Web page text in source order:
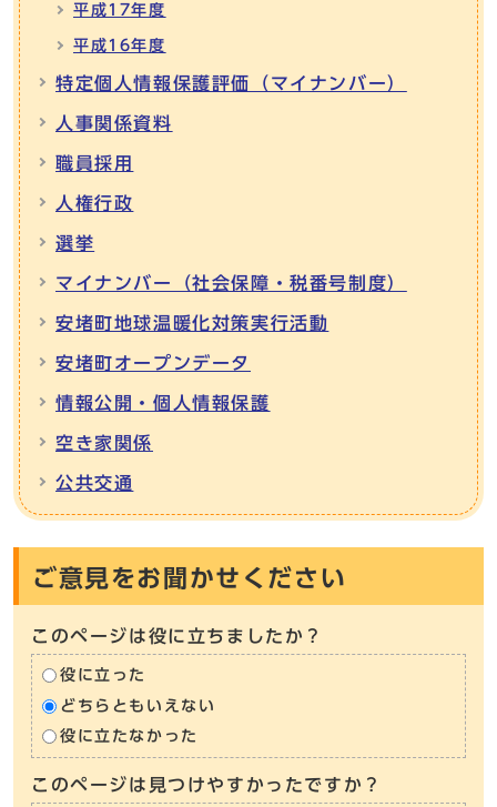
平成17年度
平成16年度
特定個人情報保護評価（マイナンバー）
人事関係資料
職員採用
人権行政
選挙
マイナンバー（社会保障・税番号制度）
安堵町地球温暖化対策実行活動
安堵町オープンデータ
情報公開・個人情報保護
空き家関係
公共交通
ご意見をお聞かせください
このページは役に立ちましたか？
役に立った
どちらともいえない
役に立たなかった
このページは見つけやすかったですか？